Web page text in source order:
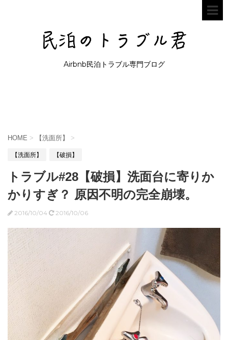
Airbnb民泊トラブル専門ブログ
HOME > 【洗面所】 >
【洗面所】 【破損】
トラブル#28【破損】洗面台に寄りか
かりすぎ？ 原因不明の完全崩壊。
2016/10/04 2016/10/06